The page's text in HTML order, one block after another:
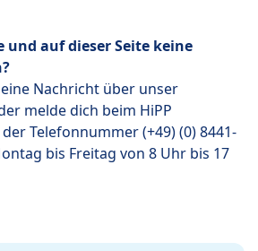
und auf dieser Seite keine
Nachricht über unser
melde dich beim HiPP
Telefonnummer (+49) (0) 8441-
bis Freitag von 8 Uhr bis 17